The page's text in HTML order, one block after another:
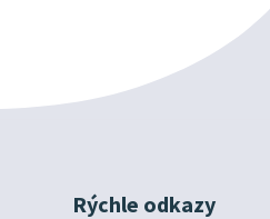
Rýchle odkazy